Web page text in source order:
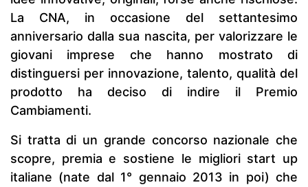
La CNA, in occasione del settantesimo
anniversario dalla sua nascita, per valorizzare le
giovani imprese che hanno mostrato di
distinguersi per innovazione, talento, qualità del
prodotto ha deciso di indire il Premio
Cambiamenti.
Si tratta di un grande concorso nazionale che
scopre, premia e sostiene le migliori start up
italiane (nate dal 1° gennaio 2013 in poi) che